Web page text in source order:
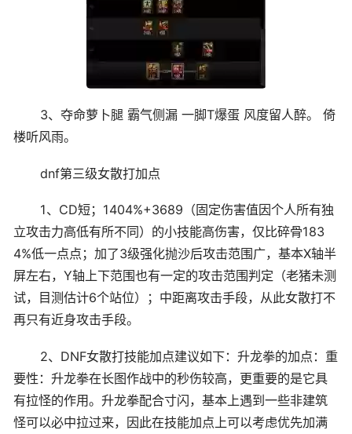
3、夺命萝卜腿 霸气侧漏 一脚T爆蛋 风度留人醉。 倚
楼听风雨。
dnf第三级女散打加点
1、CD短；1404%+3689（固定伤害值因个人所有独
立攻击力高低有所不同）的小技能高伤害，仅比碎骨183
4%低一点点；加了3级强化抛沙后攻击范围广，基本X轴半
屏左右，Y轴上下范围也有一定的攻击范围判定（老猪未测
试，目测估计6个站位）；中距离攻击手段，从此女散打不
再只有近身攻击手段。
2、DNF女散打技能加点建议如下：升龙拳的加点：重
要性：升龙拳在长图作战中的秒伤较高，更重要的是它具
有拉怪的作用。升龙拳配合寸闪，基本上遇到一些非建筑
怪可以必中拉过来，因此在技能加点上可以考虑优先加满